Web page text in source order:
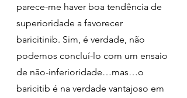
parece-me haver boa tendência de
superioridade a favorecer
baricitinib. Sim, é verdade, não
podemos concluí-lo com um ensaio
de não-inferioridade…mas…o
baricitib é na verdade vantajoso em